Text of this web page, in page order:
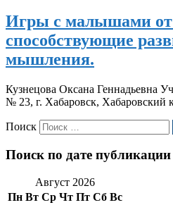
Игры с малышами от
способствующие
мышления.
Кузнецова Оксана Геннадьевна
№ 23, г. Хабаровск, Хабаровский
Поиск
Поиск по дате публикации
Август 2026
Пн Вт Ср Чт Пт Сб Вс